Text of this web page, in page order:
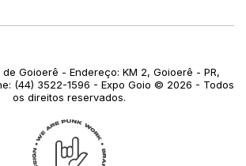
Goioerê - Endereço: KM 2, Goioerê - PR,
(44) 3522-1596 - Expo Goio © 2026 - Todos
os direitos reservados.